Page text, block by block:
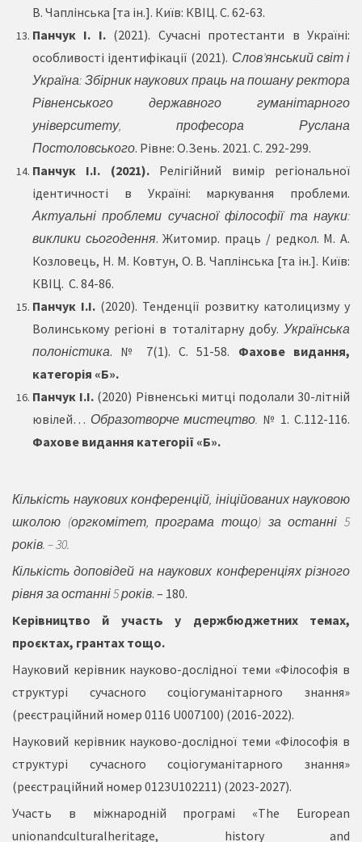
В. Чаплінська [та ін.]. Київ: КВІЦ. С. 62-63.
Панчук І. І.(2021). Сучасні протестанти в Україні:
особливості ідентифікації (2021). Слов’янський світ і
Україна: Збірник наукових праць на пошану ректора
Рівненського державного гуманітарного
університету, професора Руслана
Постоловського. Рівне: О.Зень. 2021. С. 292-299.
Панчук І.І. (2021). Релігійний вимір регіональної
ідентичності в Україні: маркування проблеми.
Актуальні проблеми сучасної філософії та науки:
виклики сьогодення. Житомир. праць / редкол. М. А.
Козловець, Н. М. Ковтун, О. В. Чаплінська [та ін.]. Київ:
КВІЦ. С. 84-86.
Панчук І.І. (2020). Тенденції розвитку католицизму у
Волинському регіоні в тоталітарну добу. Українська
полоністика. № 7(1). С. 51-58. Фахове видання,
категорія «Б».
Панчук І.І. (2020) Рівненські митці подолали 30-літній
ювілей… Образотворче мистецтво. № 1. С.112-116.
Фахове видання категорії «Б».
Кількість наукових конференцій, ініційованих науковою
школою (оргкомітет, програма тощо) за останні 5
років. – 30.
Кількість доповідей на наукових конференціях різного
рівня за останні 5 років. – 180.
Керівництво й участь у держбюджетних темах,
проєктах, грантах тощо.
Науковий керівник науково-дослідної теми «Філософія в
структурі сучасного соціогуманітарного знання»
(реєстраційний номер 0116 U007100) (2016-2022).
Науковий керівник науково-дослідної теми «Філософія в
структурі сучасного соціогуманітарного знання»
(реєстраційний номер 0123U102211) (2023-2027).
Участь в міжнародній програмі «The European
unionandculturalheritage, history and